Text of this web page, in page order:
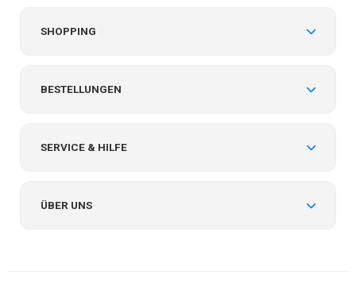
SHOPPING
BESTELLUNGEN
SERVICE & HILFE
ÜBER UNS